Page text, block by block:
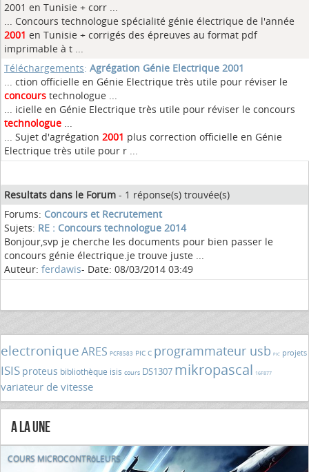
2001 en Tunisie + corr ...
... Concours technologue spécialité génie électrique de l'année
2001 en Tunisie + corrigés des épreuves au format pdf
imprimable à t ...
Téléchargements: Agrégation Génie Electrique 2001
... ction officielle en Génie Electrique très utile pour réviser le
concours technologue ...
... icielle en Génie Electrique très utile pour réviser le concours
technologue ...
... Sujet d'agrégation 2001 plus correction officielle en Génie
Electrique très utile pour r ...
Resultats dans le Forum - 1 réponse(s) trouvée(s)
Forums: Concours et Recrutement
Sujets: RE : Concours technologue 2014
Bonjour,svp je cherche les documents pour bien passer le
concours génie électrique.je trouve juste ...
Auteur: ferdawis- Date: 08/03/2014 03:49
electroniqueARES PCF8583 PIC C programmateur usb PIC projets
ISIS proteus bibliothèque isis cours DS1307 mikropascal 16F877
variateur de vitesse
A la Une
COURS MICROCONTRôLEURS